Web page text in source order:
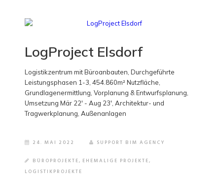
LogProject Elsdorf
Logistikzentrum mit Büroanbauten, Durchgeführte
Leistungsphasen 1-3, 454.860m² Nutzfläche,
Grundlagenermittlung, Vorplanung & Entwurfsplanung,
Umsetzung Mär 22' - Aug 23', Architektur- und
Tragwerkplanung, Außenanlagen
24. MAI 2022 SUPPORT BIM AGENCY
BÜROPROJEKTE, EHEMALIGE PROJEKTE,
LOGISTIKPROJEKTE